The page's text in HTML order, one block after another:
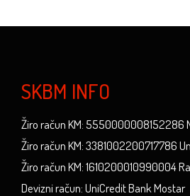
SKBM INFO
Žiro račun KM: 5550000008152286
Žiro račun KM: 3381002200717786
Žiro račun KM: 1610200010990004
Devizni račun: UniCredit Bank Mostar